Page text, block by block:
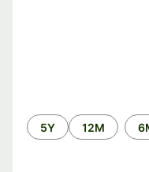
12M
5Y